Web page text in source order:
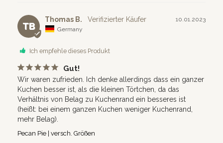
TB
10.01.2023
Thomas B.
Germany
Ich empfehle dieses Produkt
Gut!
Wir waren zufrieden. Ich denke allerdings dass ein ganzer
Kuchen besser ist, als die kleinen Törtchen, da das
Verhältnis von Belag zu Kuchenrand ein besseres ist
(heißt: bei einem ganzen Kuchen weniger Kuchenrand,
mehr Belag).
Pecan Pie | versch. Größen